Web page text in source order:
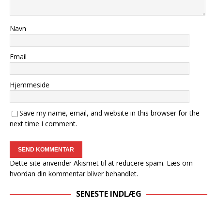
Navn
Email
Hjemmeside
Save my name, email, and website in this browser for the
next time I comment.
Dette site anvender Akismet til at reducere spam. Læs om
hvordan din kommentar bliver behandlet.
SENESTE INDLÆG